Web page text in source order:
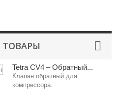
Tetra CV4 – Обратный...
Клапан обратный для
компрессора.